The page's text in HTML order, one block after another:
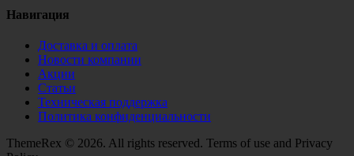
Навигация
Доставка и оплата
Новости компании
Акции
Статьи
Техническая поддержка
Политика конфиденциальности
ThemeRex © 2026. All rights reserved. Terms of use and Privacy